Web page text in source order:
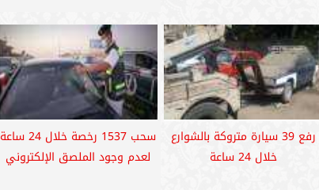
رفع 39 سيارة متروكة بالشوارع
خلال 24 ساعة
سحب 1537 رخصة خلال 24 ساعة
لعدم وجود الملصق الإلكتروني